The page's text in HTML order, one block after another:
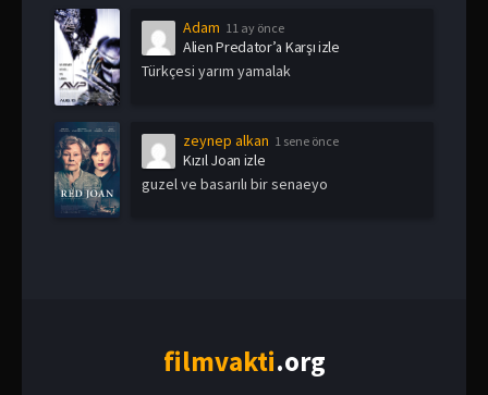
Adam 11 ay önce
Alien Predator’a Karşı izle
Türkçesi yarım yamalak
zeynep alkan 1 sene önce
Kızıl Joan izle
guzel ve basarılı bir senaeyo
filmvakti.org